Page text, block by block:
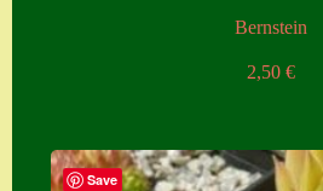
Bernstein
2,50 €
Save